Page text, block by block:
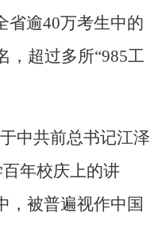
省逾40万考生中的
，超过多所“985工
中共前总书记江泽
年校庆上的讲
，被普遍视作中国